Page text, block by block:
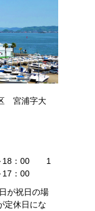
宮浦字大
18：00 1
17：00
祝日の場
定休日にな